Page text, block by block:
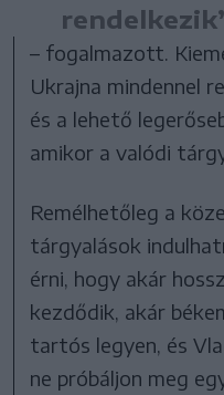
– fogalmazott.
Ukrajna mindennel
és a lehető
amikor a valódi
Remélhetőleg a
tárgyalások
érni, hogy akár
kezdődik, akár
tartós legyen, és
ne próbáljon meg